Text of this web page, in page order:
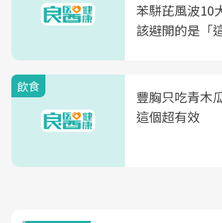
苯駢芘風波10
該避開的是「
飲食
豐胸只吃青木
這個超有效